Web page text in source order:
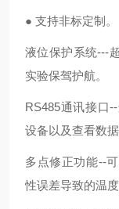
● 支持非标定制。
液位保护系统---
实验保驾护航。
RS485通讯接口
设备以及查看数据
多点修正功能--
性误差导致的温度